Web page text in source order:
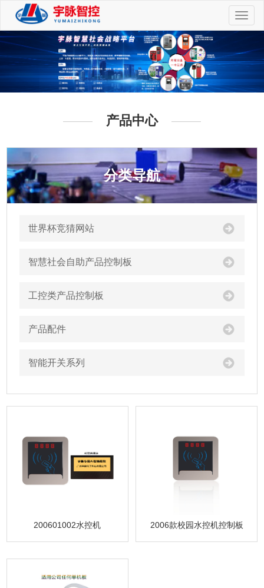
切
换
航
产品中心
分类导航
世界杯竞猜网站
智慧社会自助产品控制板
工控类产品控制板
产品配件
智能开关系列
200601002水控机 2006款校园水控机控制板